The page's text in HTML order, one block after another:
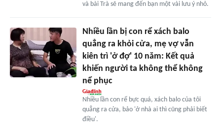
và bài Trà sẽ mang đến bạn một vài lưu ý nhỏ.
Nhiều lần bị con rể xách balo
quẳng ra khỏi cửa, mẹ vợ vẫn
kiên trì 'ở đợ' 10 năm: Kết quả
khiến người ta không thể không
nể phục
Nhiều lần con rể bực quá, xách balo của tôi
quẳng ra cửa, bảo 'ở nhà ai thì cũng phải biết
điều'.